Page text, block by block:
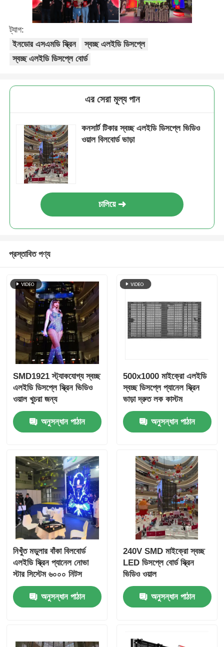
ট্যাগ:
ইনডোর এসএমডি স্ক্রিন
স্বচ্ছ এলইডি ডিসপ্লে
স্বচ্ছ এলইডি ডিসপ্লে বোর্ড
এর সেরা মূল্য পান
কনসার্ট টিকার স্বচ্ছ এলইডি ডিসপ্লে ভিডিও
ওয়াল বিলবোর্ড ভাড়া
চালিয়ে
প্রস্তাবিত পণ্য
SMD1921 স্ট্যাকযোগ্য স্বচ্ছ
এলইডি ডিসপ্লে স্ক্রিন ভিডিও
ওয়াল খুচরা জন্য
অনুসন্ধান পাঠান
500x1000 মাইক্রো এলইডি
স্বচ্ছ ডিসপ্লে প্যানেল স্ক্রিন
ভাড়া দ্রুত লক কাস্টম
অনুসন্ধান পাঠান
নিখুঁত মডুলার বাঁকা বিলবোর্ড
এলইডি স্ক্রিন প্যানেল নোভা
স্টার সিস্টেম ৬০০০ নিটস
অনুসন্ধান পাঠান
240V SMD মাইক্রো স্বচ্ছ
LED ডিসপ্লে বোর্ড স্ক্রিন
ভিডিও ওয়াল
অনুসন্ধান পাঠান